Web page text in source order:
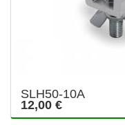
SLH50-10A
12,00 €